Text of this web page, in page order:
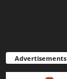
Advertisements